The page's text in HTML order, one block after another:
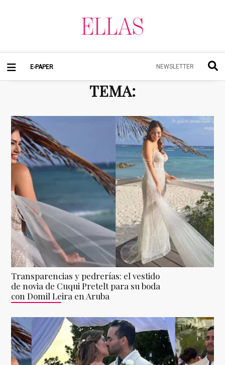
E-PAPER NEWSLETTER
TEMA:
Transparencias y pedrerías: el vestido
de novia de Cuqui Pretelt para su boda
con Domil Leira en Aruba